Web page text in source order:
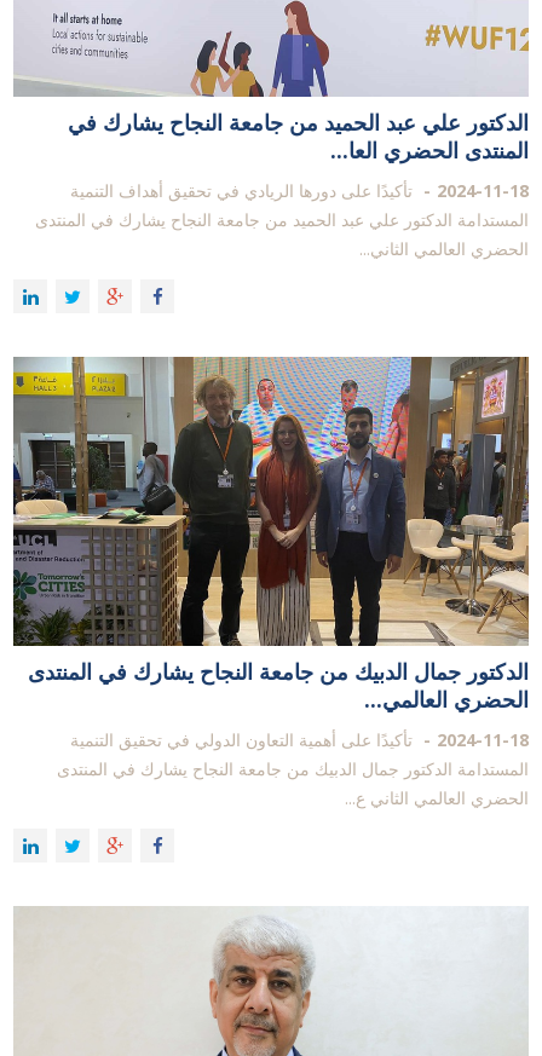
الدكتور علي عبد الحميد من جامعة النجاح يشارك في
المنتدى الحضري العا...
2024-11-18
تأكيدًا على دورها الريادي في تحقيق أهداف التنمية
المستدامة الدكتور علي عبد الحميد من جامعة النجاح يشارك في المنتدى
الحضري العالمي الثاني...
الدكتور جمال الدبيك من جامعة النجاح يشارك في المنتدى
الحضري العالمي...
2024-11-18
تأكيدًا على أهمية التعاون الدولي في تحقيق التنمية
المستدامة الدكتور جمال الدبيك من جامعة النجاح يشارك في المنتدى
الحضري العالمي الثاني ع...